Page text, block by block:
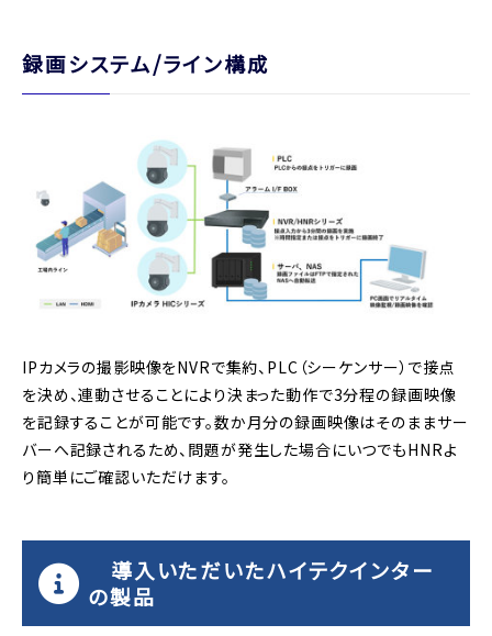
録画システム/ライン構成
IPカメラの撮影映像をNVRで集約、PLC（シーケンサー）で接点
を決め、連動させることにより決まった動作で3分程の録画映像
を記録することが可能です。数か月分の録画映像はそのままサー
バーへ記録されるため、問題が発生した場合にいつでもHNRよ
り簡単にご確認いただけます。
導入いただいたハイテクインター
の製品